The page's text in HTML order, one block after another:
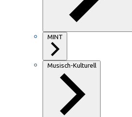
MINT
Musisch-Kulturell